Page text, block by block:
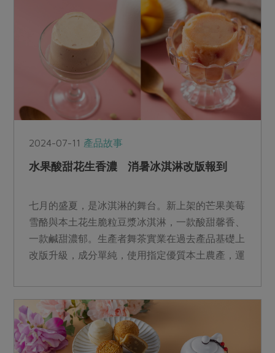
2024-07-11 產品故事
水果酸甜花生香濃 消暑冰淇淋改版報到
七月的盛夏，是冰淇淋的舞台。新上架的芒果美莓
雪酪與本土花生脆粒豆漿冰淇淋，一款酸甜馨香、
一款鹹甜濃郁。生產者舞茶實業在過去產品基礎上
改版升級，成分單純，使用指定優質本土農產，運
顆粒，不僅是合作社專屬的滋味，更要讓社員吃得
開心也吃得放心。